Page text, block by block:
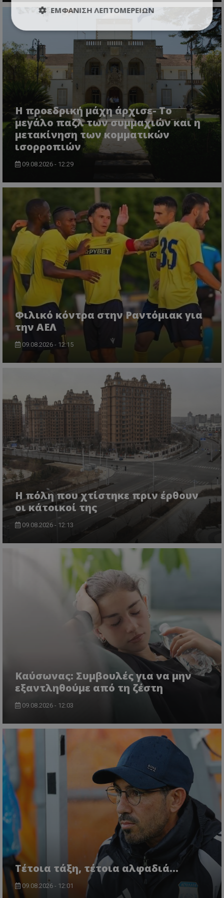
Η προεδρική μάχη άρχισε- Το
μεγάλο παζλ των συμμαχιών και η
μετακίνηση των κομματικών
ισορροπιών
09.08.2026 - 12:29
Φιλικό κόντρα στην Ραντόμιακ για
την ΑΕΛ
09.08.2026 - 12:15
Η πόλη που χτίστηκε πριν έρθουν
οι κάτοικοί της
09.08.2026 - 12:13
Kαύσωνας: Συμβουλές για να μην
εξαντληθούμε από τη ζέστη
09.08.2026 - 12:03
Τέτοια τάξη, τέτοια αλφαδιά...
09.08.2026 - 12:01
ΕΜΦΆΝΙΣΗ ΛΕΠΤΟΜΕΡΕΙΏΝ